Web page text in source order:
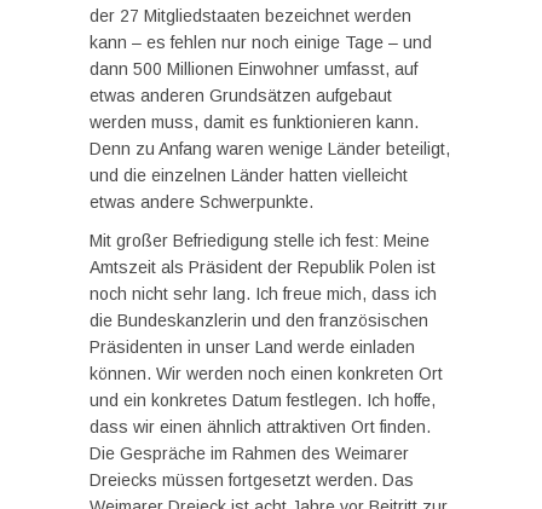
der 27 Mitgliedstaaten bezeichnet werden
kann – es fehlen nur noch einige Tage – und
dann 500 Millionen Einwohner umfasst, auf
etwas anderen Grundsätzen aufgebaut
werden muss, damit es funktionieren kann.
Denn zu Anfang waren wenige Länder beteiligt,
und die einzelnen Länder hatten vielleicht
etwas andere Schwerpunkte.
Mit großer Befriedigung stelle ich fest: Meine
Amtszeit als Präsident der Republik Polen ist
noch nicht sehr lang. Ich freue mich, dass ich
die Bundeskanzlerin und den französischen
Präsidenten in unser Land werde einladen
können. Wir werden noch einen konkreten Ort
und ein konkretes Datum festlegen. Ich hoffe,
dass wir einen ähnlich attraktiven Ort finden.
Die Gespräche im Rahmen des Weimarer
Dreiecks müssen fortgesetzt werden. Das